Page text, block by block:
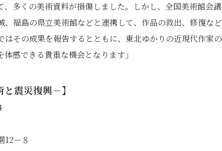
、多くの美術資料が損傷しました。しかし、全国美術館会議
福島の県立美術館などと連携して、作品の救出、修復など
その成果を報告するとともに、東北ゆかりの近現代作家の
感できる貴重な機会となります」
震災復興－】
12－８